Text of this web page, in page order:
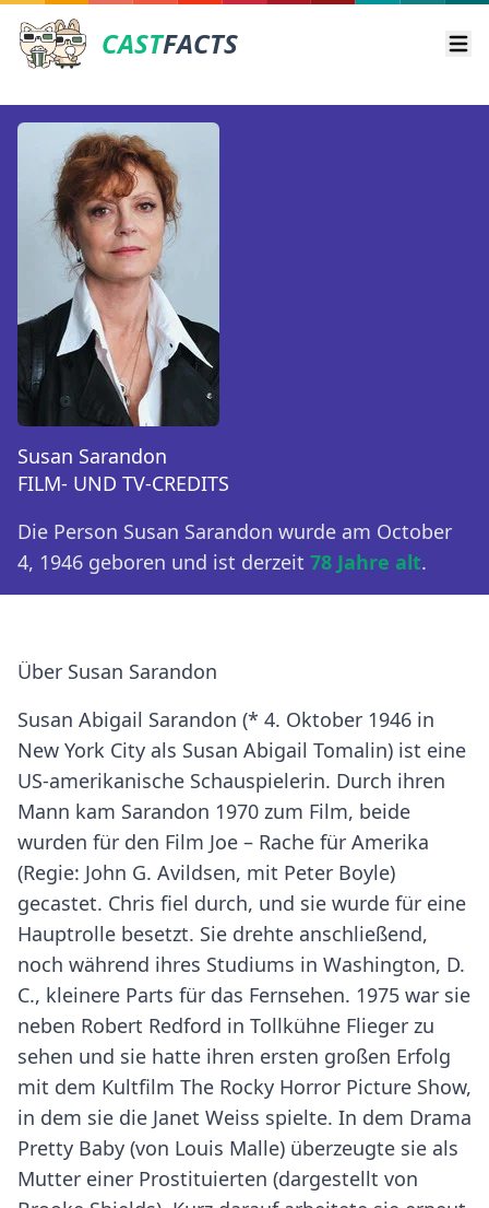
CASTFACTS
Susan Sarandon
FILM- UND TV-CREDITS
Die Person Susan Sarandon wurde am October
4, 1946 geboren und ist derzeit 78 Jahre alt.
Über Susan Sarandon
Susan Abigail Sarandon (* 4. Oktober 1946 in
New York City als Susan Abigail Tomalin) ist eine
US-amerikanische Schauspielerin. Durch ihren
Mann kam Sarandon 1970 zum Film, beide
wurden für den Film Joe – Rache für Amerika
(Regie: John G. Avildsen, mit Peter Boyle)
gecastet. Chris fiel durch, und sie wurde für eine
Hauptrolle besetzt. Sie drehte anschließend,
noch während ihres Studiums in Washington, D.
C., kleinere Parts für das Fernsehen. 1975 war sie
neben Robert Redford in Tollkühne Flieger zu
sehen und sie hatte ihren ersten großen Erfolg
mit dem Kultfilm The Rocky Horror Picture Show,
in dem sie die Janet Weiss spielte. In dem Drama
Pretty Baby (von Louis Malle) überzeugte sie als
Mutter einer Prostituierten (dargestellt von